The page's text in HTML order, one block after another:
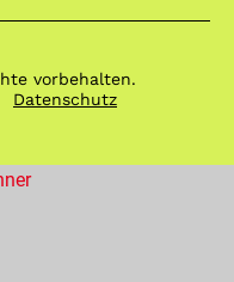
vorbehalten.
Datenschutz